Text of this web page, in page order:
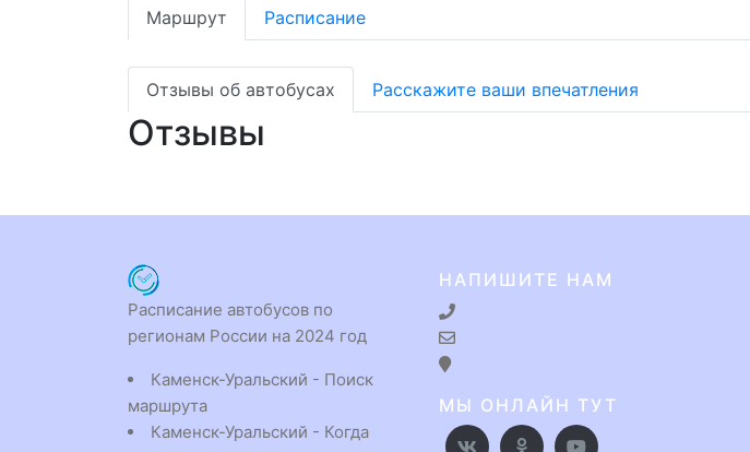
Маршрут Расписание
Отзывы об автобусах Расскажите ваши впечатления
Отзывы
Расписание автобусов по
регионам России на 2024 год
Каменск-Уральский - Поиск
маршрута
Каменск-Уральский - Когда
НАПИШИТЕ НАМ
МЫ ОНЛАЙН ТУТ